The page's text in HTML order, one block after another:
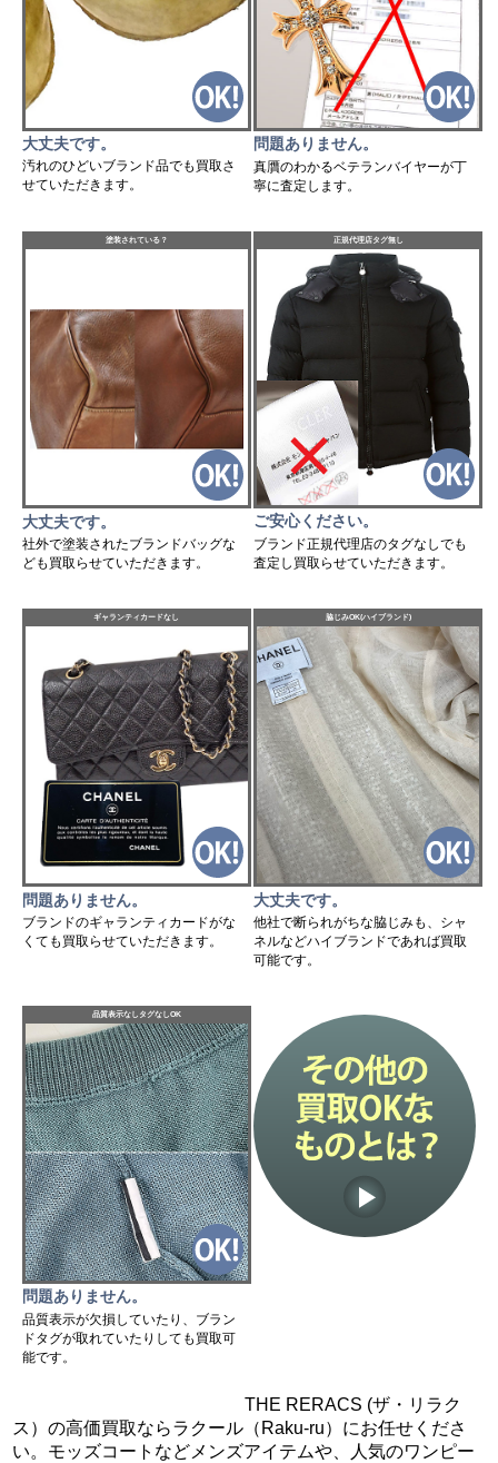
大丈夫です。
汚れのひどいブランド品でも買取さ
せていただきます。
問題ありません。
真贋のわかるベテランバイヤーが丁
寧に査定します。
塗装されている？
大丈夫です。
社外で塗装されたブランドバッグな
ども買取らせていただきます。
正規代理店タグ無し
ご安心ください。
ブランド正規代理店のタグなしでも
査定し買取らせていただきます。
ギャランティカードなし
問題ありません。
ブランドのギャランティカードがな
くても買取らせていただきます。
脇じみOK(ハイブランド)
大丈夫です。
他社で断られがちな脇じみも、シャ
ネルなどハイブランドであれば買取
可能です。
品質表示なしタグなしOK
問題ありません。
品質表示が欠損していたり、ブラン
ドタグが取れていたりしても買取可
能です。
THE RERACS (ザ・リラク
ス）の高価買取ならラクール（Raku-ru）にお任せくださ
い。モッズコートなどメンズアイテムや、人気のワンピー